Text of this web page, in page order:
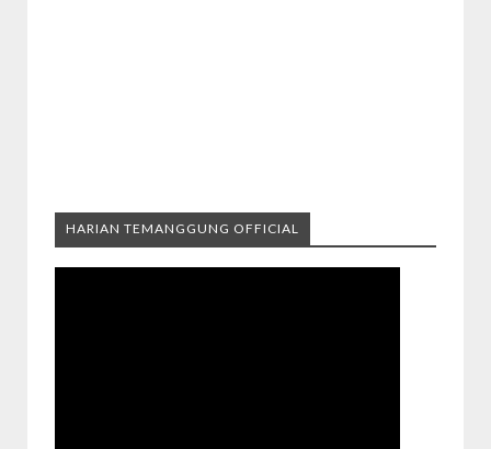
HARIAN TEMANGGUNG OFFICIAL